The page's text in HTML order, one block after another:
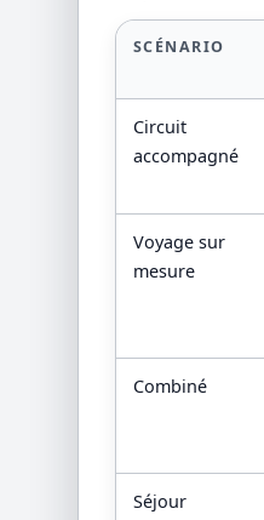
SCÉNARIO
Circuit
accompagné
Voyage sur
mesure
Combiné
Séjour